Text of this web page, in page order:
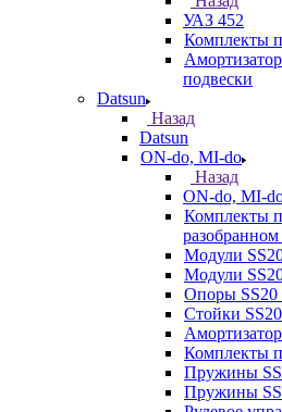
УАЗ 452
Комплекты
подвески
Datsun
Назад
Datsun
ON-do, MI-do
Назад
ON-do, MI-
Комплекты
Модули
Модули
Опоры SS20
Стойки
Комплекты
Пружины
Пружины